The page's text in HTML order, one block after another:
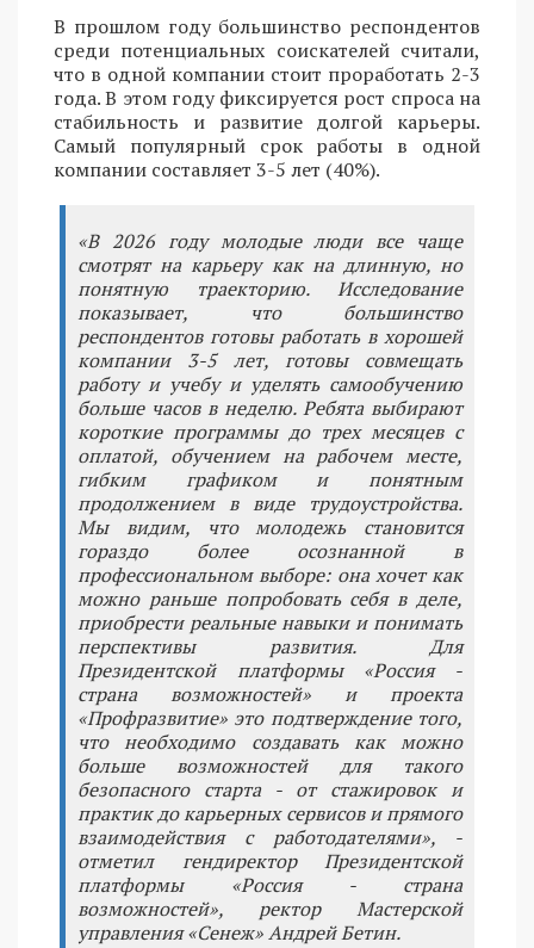
В прошлом году большинство респондентов
среди потенциальных соискателей считали,
что в одной компании стоит проработать 2-3
года. В этом году фиксируется рост спроса на
стабильность и развитие долгой карьеры.
Самый популярный срок работы в одной
компании составляет 3-5 лет (40%).
«В 2026 году молодые люди все чаще
смотрят на карьеру как на длинную, но
понятную траекторию. Исследование
показывает, что большинство
респондентов готовы работать в хорошей
компании 3-5 лет, готовы совмещать
работу и учебу и уделять самообучению
больше часов в неделю. Ребята выбирают
короткие программы до трех месяцев с
оплатой, обучением на рабочем месте,
гибким графиком и понятным
продолжением в виде трудоустройства.
Мы видим, что молодежь становится
гораздо более осознанной в
профессиональном выборе: она хочет как
можно раньше попробовать себя в деле,
приобрести реальные навыки и понимать
перспективы развития. Для
Президентской платформы «Россия -
страна возможностей» и проекта
«Профразвитие» это подтверждение того,
что необходимо создавать как можно
больше возможностей для такого
безопасного старта - от стажировок и
практик до карьерных сервисов и прямого
взаимодействия с работодателями», -
отметил гендиректор Президентской
платформы «Россия - страна
возможностей», ректор Мастерской
управления «Сенеж» Андрей Бетин.